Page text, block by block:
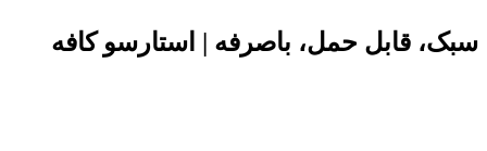
سبک، قابل حمل، باصرفه | استارسو کافه